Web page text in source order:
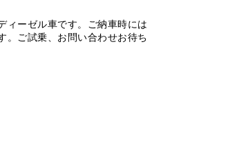
ィーゼル車です。ご納車時には
。ご試乗、お問い合わせお待ち